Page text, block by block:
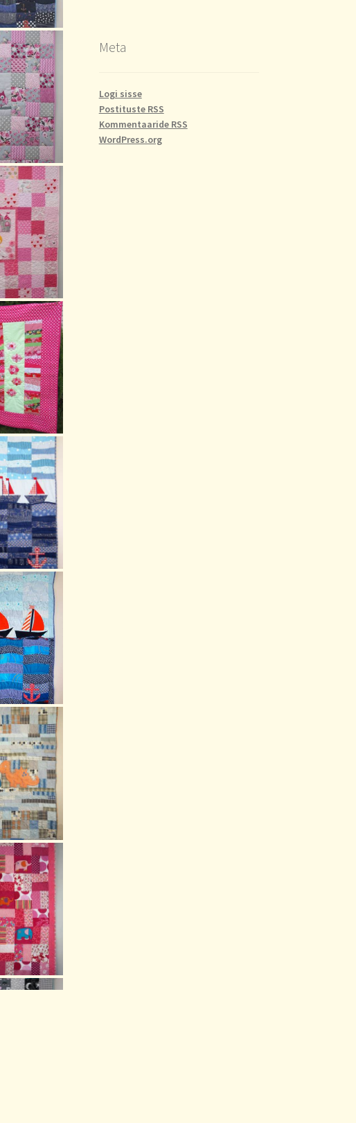
Meta
Logi sisse
Postituste RSS
Kommentaaride RSS
WordPress.org